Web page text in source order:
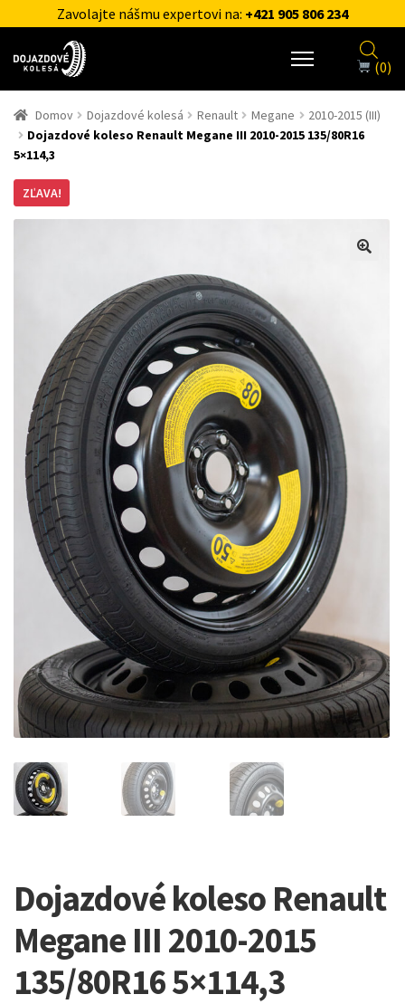
Zavolajte nášmu expertovi na: +421 905 806 234
(0)
Domov Dojazdové kolesá Renault Megane
2010-2015 (III)
Dojazdové koleso Renault Megane III 2010-2015 135/80R16
5×114,3
ZĽAVA!
Dojazdové koleso Renault
Megane III 2010-2015
135/80R16 5×114,3